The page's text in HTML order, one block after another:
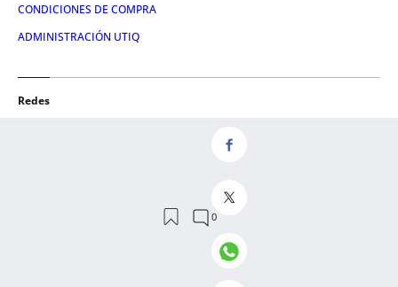
CONDICIONES DE COMPRA
ADMINISTRACIÓN UTIQ
Redes